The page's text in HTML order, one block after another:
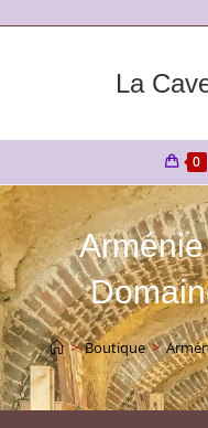
La
0
> Boutique >